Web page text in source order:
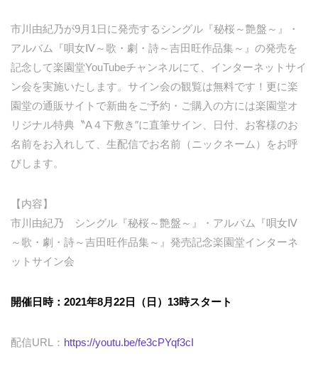
市川由紀乃が9月1日に発売するシングル『秘桜～艶盤～』・
アルバム『唄女Ⅳ～歌・劇・詩～吉田旺作品集～』の発売を
記念して楽園堂YouTubeチャンネルにて、インターネットサイ
ン会を実施いたします。サイン会の観覧は無料です！更に楽
園堂の通販サイトで新曲をご予約・ご購入の方には楽園堂オ
リジナル特典〝A４下敷き″に直筆サイン、日付、お客様のお
名前をお入れして、生配信でお名前（ニックネーム）をお呼
びします。
【内容】
市川由紀乃 シングル『秘桜～艶盤～』・アルバム『唄女Ⅳ
～歌・劇・詩～吉田旺作品集～』発売記念楽園堂インターネ
ットサイン会
開催日時：2021年8月22日（日）13時スタート
配信URL： https://youtu.be/fe3cPYqf3cI